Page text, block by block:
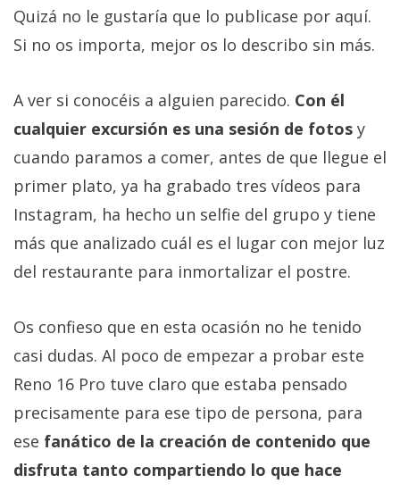
Quizá no le gustaría que lo publicase por aquí.
Si no os importa, mejor os lo describo sin más.
A ver si conocéis a alguien parecido. Con él
cualquier excursión es una sesión de fotos y
cuando paramos a comer, antes de que llegue el
primer plato, ya ha grabado tres vídeos para
Instagram, ha hecho un selfie del grupo y tiene
más que analizado cuál es el lugar con mejor luz
del restaurante para inmortalizar el postre.
Os confieso que en esta ocasión no he tenido
casi dudas. Al poco de empezar a probar este
Reno 16 Pro tuve claro que estaba pensado
precisamente para ese tipo de persona, para
ese fanático de la creación de contenido que
disfruta tanto compartiendo lo que hace